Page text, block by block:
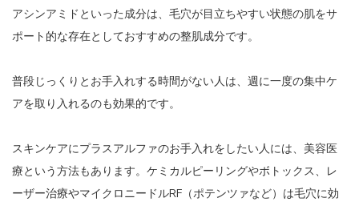
アシンアミドといった成分は、毛穴が目立ちやすい状態の肌をサ
ポート的な存在としておすすめの整肌成分です。
普段じっくりとお手入れする時間がない人は、週に一度の集中ケ
アを取り入れるのも効果的です。
スキンケアにプラスアルファのお手入れをしたい人には、美容医
療という方法もあります。ケミカルピーリングやボトックス、レ
ーザー治療やマイクロニードルRF（ポテンツァなど）は毛穴に効